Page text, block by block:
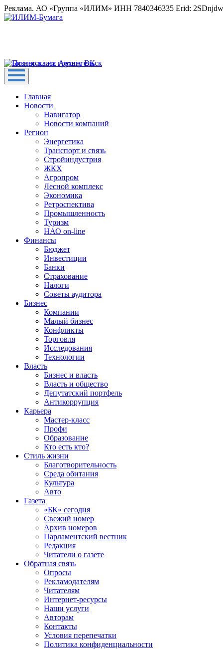
Реклама. АО «Группа «ИЛИМ» ИНН 7840346335 Erid:
Главная
Новости
Навигатор
Новости компаний
Регион
Энергетика
Транспорт и связь
Стройиндустрия
ЖКХ
Агропром
Лесной комплекс
Экономика
Ретроспектива
Промышленность
Туризм
НАО on-line
Финансы
Бюджет
Инвестиции
Банки
Страхование
Налоги
Советы аудитора
Бизнес
Компании
Малый бизнес
Конфликты
Торговля
Исследования
Технологии
Власть
Бизнес и власть
Власть и общество
Депутатский портфель
Антикоррупция
Карьера
Мастер-класс
Профи
Образование
Кто есть кто?
Стиль жизни
Благотворительность
Среда обитания
Культура
Авто
Газета
«БК» сегодня
Свежий номер
Архив номеров
Парламентский вестник
Редакция
Читатели о газете
Обратная связь
Опросы
Рекламодателям
Читателям
Интернет-ресурсы
Наши услуги
Авторам
Контакты
Условия перепечатки
Политика конфиденциальности